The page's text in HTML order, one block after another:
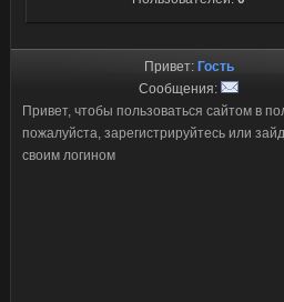
Привет: Гость
Сообщения:
Привет, чтобы пользоваться сайтом в
пожалуйста, зарегистрируйтесь или
своим логином